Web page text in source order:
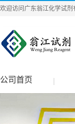
欢迎访问广东翁江化学试剂
公司首页